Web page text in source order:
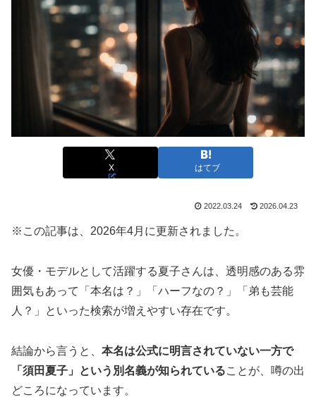
X はてブ
2022.03.24 2026.04.23
※この記事は、2026年4月に更新されました。
女優・モデルとして活躍する夏子さんは、透明感のある雰
囲気もあって「本名は？」「ハーフなの？」「弟も芸能
人？」といった検索が増えやすい存在です。
結論から言うと、 本名は公式に明言されていない一方で
「須田夏子」という別名義が知られていることが、噂の出
どころになっています。